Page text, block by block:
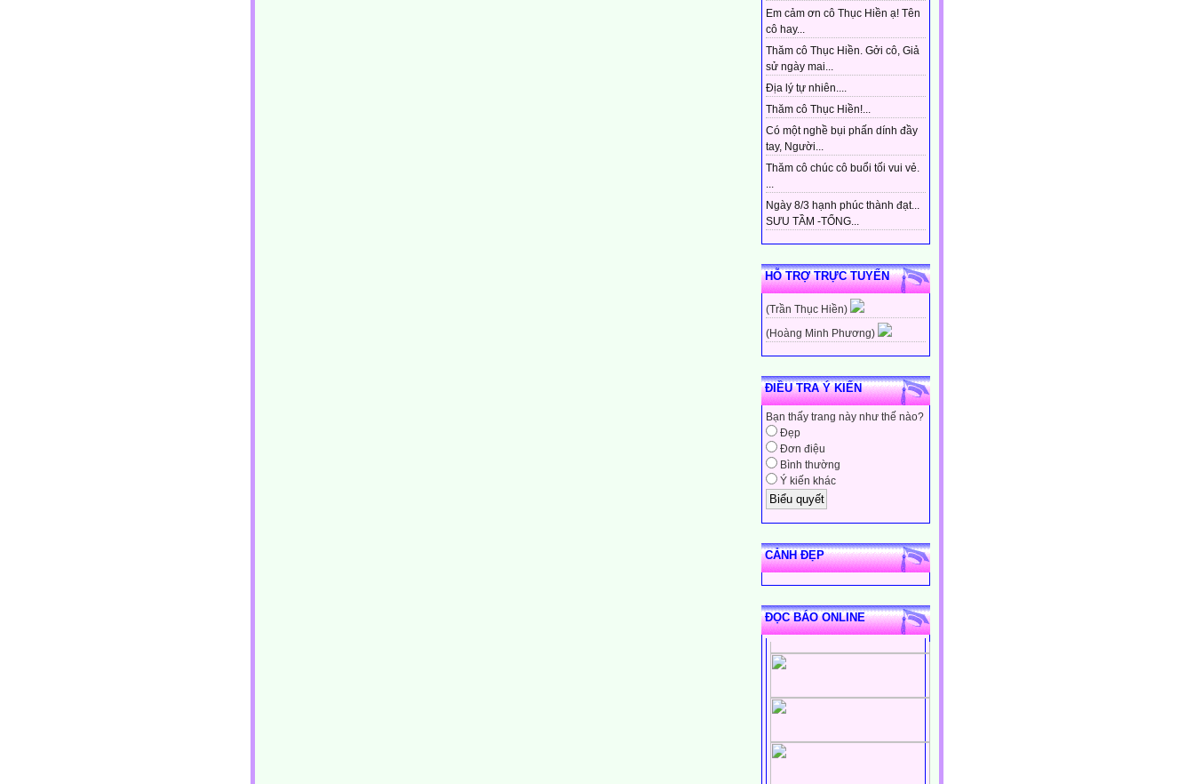
Em cảm ơn cô Thục Hiền ạ! Tên
cô hay...
Thăm cô Thục Hiền. Gởi cô, Giả
sử ngày mai...
Địa lý tự nhiên....
Thăm cô Thục Hiền!...
Có một nghề bụi phấn dính đầy
tay, Người...
Thăm cô chúc cô buổi tối vui vẻ.
...
Ngày 8/3 hạnh phúc thành đạt...
SƯU TẦM -TỔNG...
HỖ TRỢ TRỰC TUYẾN
(Trần Thục Hiền)
(Hoàng Minh Phương)
ĐIỀU TRA Ý KIẾN
Bạn thấy trang này như thế nào?
Đẹp
Đơn điệu
Bình thường
Ý kiến khác
CẢNH ĐẸP
ĐỌC BÁO ONLINE